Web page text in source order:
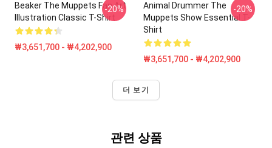
Beaker The Muppets Fan Art
Illustration Classic T-Shirt
₩3,651,700 - ₩4,202,900
-20%
Animal Drummer The
Muppets Show Essential T-
Shirt
₩3,651,700 - ₩4,202,900
-20%
더 보기
관련 상품